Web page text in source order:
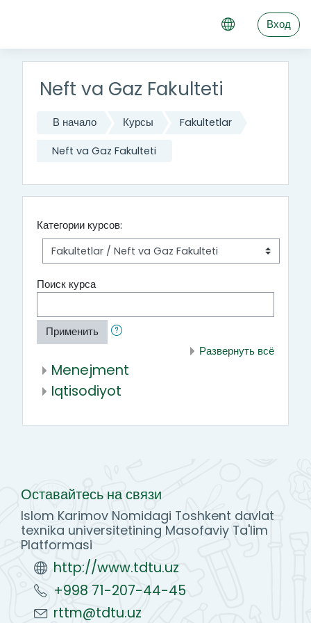
Вход
Neft va Gaz Fakulteti
В начало Курсы Fakultetlar
Neft va Gaz Fakulteti
Категории курсов:
Поиск курса
Применить
Развернуть всё
Menejment
Iqtisodiyot
Оставайтесь на связи
Islom Karimov Nomidagi Toshkent davlat
texnika universitetining Masofaviy Ta'lim
Platformasi
http://www.tdtu.uz
+998 71-207-44-45
rttm@tdtu.uz